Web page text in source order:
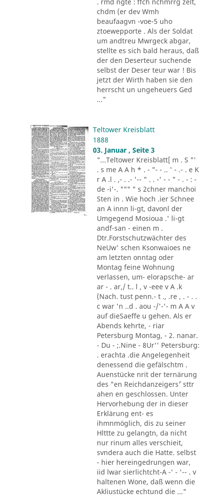
chdm (er dev Wmh
beaufaagvn -voe-5 uho
ztoewepporte . Als der Soldat
um andtreu Mwrgeck abgar,
stellte es sich bald heraus, daß
der den Deserteur suchende
selbst der Deser teur war ! Bis
jetzt der Wirth haben sie den
herrscht un ungeheuers Ged
..."
Teltower Kreisblatt
1888
03. Januar , Seite 3
"...Teltower Kreisblatt[ m . S "'
. s me A A h * . - "- - .. ' - .- . e K
r A .l . ,- . .- '-- " . . -' - - " - . - : -
de -i'-. """ " s 2chner manchoi
Sten in . Wie hoch .ier Schnee
an A innn li-gt, davonl der
Umgegend Mosioua .' li-gt
andf-san - einen m .
Dtr.Forstschutzwächter des
NeUw' schen Ksonwaioes ne
am letzten onntag oder
Montag feine Wohnung
verlassen, um- elorapsche- ar
ar - . ar,/ t.. l , v -eee v A .k
(Nach. tust penn.- t ., .re , . - . .
c war 'n ..d . aou -/'-'- m A A v
auf dieSaeffe u gehen. Als er
Abends kehrte, - riar
Petersburg Montag, - 2. nanar.
- Du - ;.Nine - 8Ur'' Petersburg:
. erachta .die Angelegenheit
denessend die gefälschtm .
Auenstücke nrit der ternärung
des "en Reichdanzeigers´' sttr
ahen en geschlossen. Unter
Hervorhebung der in dieser
Erklärung ent- es
ihmnmöglich, dis zu seiner
Hlttte zu gelangtn, da nicht
nur rinum alles verschieit,
svndera auch die Hatte. selbst
- hier hereingedrungen war,
iid lwar sierlichtcht-A -' - '-- . v
haltenen Wone, daß wenn die
Akliustücke echtund die ..."